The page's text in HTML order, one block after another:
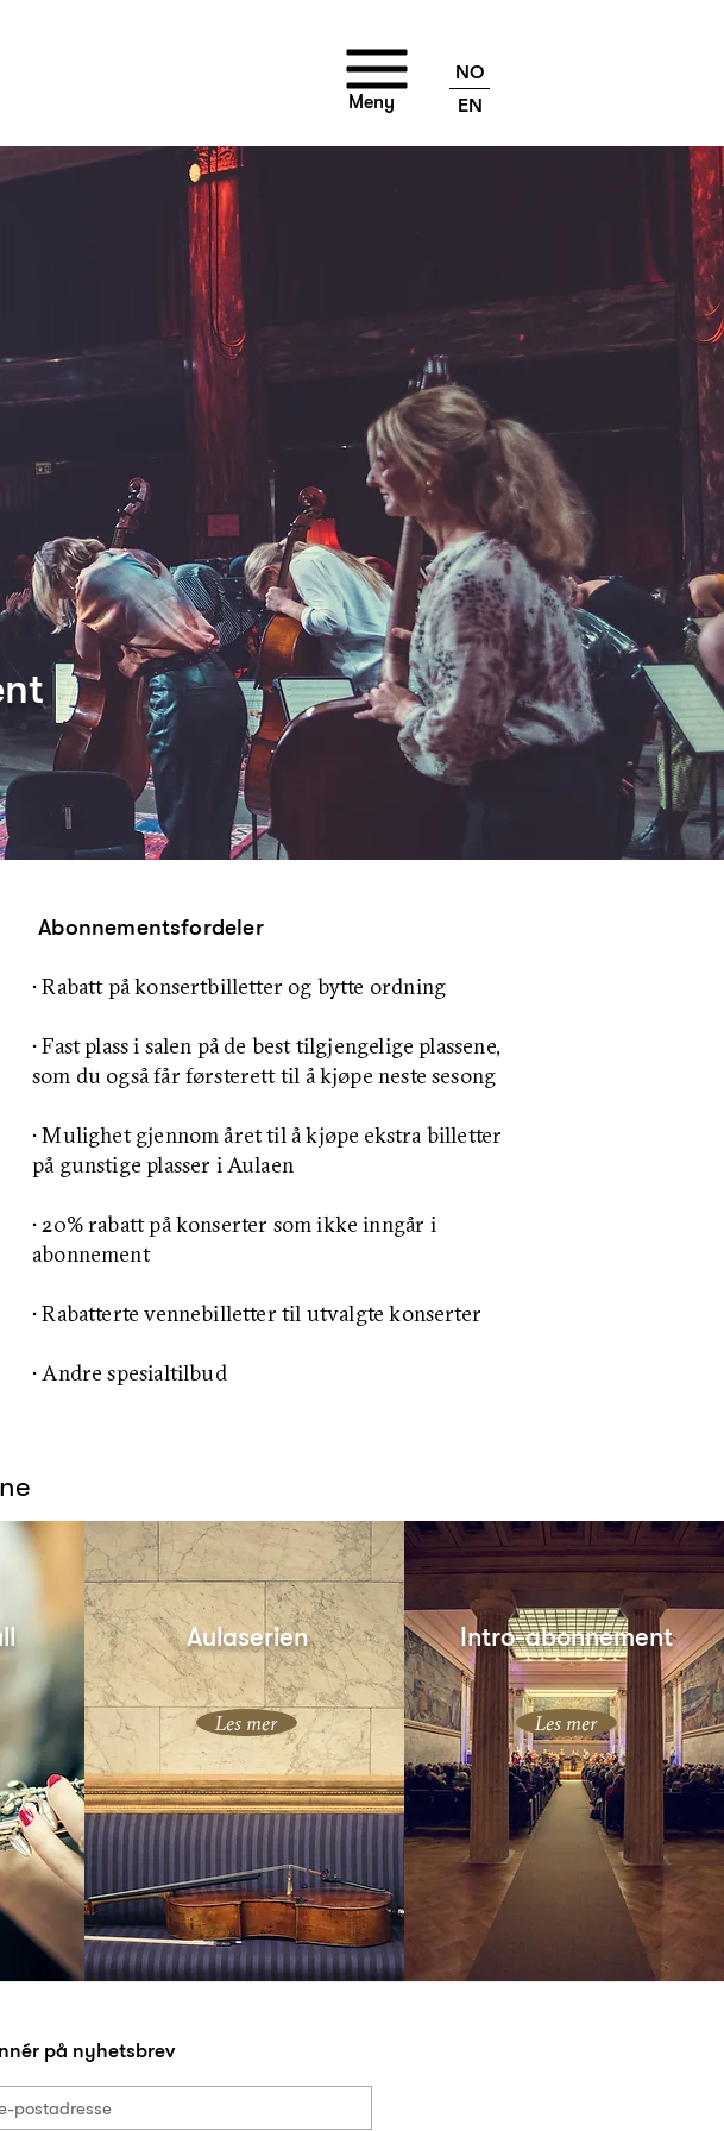
Meny
NO
EN
Abonnementsfordeler
• Rabatt på konsertbilletter og bytte ordning
• Fast plass i salen på de best tilgjengelige plassene,
som du også får førsterett til å kjøpe neste sesong
• Mulighet gjennom året til å kjøpe ekstra billetter
på gunstige plasser i Aulaen
• 20% rabatt på konserter som ikke inngår i
abonnement
• Rabatterte vennebilletter til utvalgte konserter
• Andre spesialtilbud
Aulaserien
Les mer
Intro-abonnement
Les mer
på nyhetsbrev